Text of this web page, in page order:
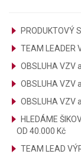
PRODUKTOVÝ
TEAM LEADER
OBSLUHA VZV
OBSLUHA VZV
OBSLUHA VZV
HLEDÁME
OD 40.000 Kč
TEAM LEAD